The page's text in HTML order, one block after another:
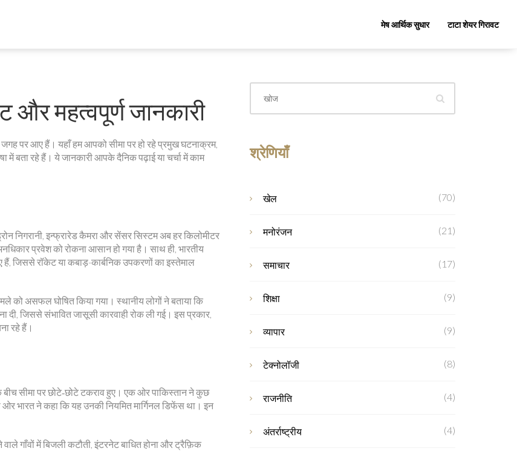
मेष आर्थिक सुधार टाटा शेयर गिरावट
और महत्वपूर्ण जानकारी
जगह पर आए हैं। यहाँ हम आपको सीमा पर हो रहे प्रमुख घटनाक्रम,
बता रहे हैं। ये जानकारी आपके दैनिक पढ़ाई या चर्चा में काम
निगरानी, इन्फ्रारेड कैमरा और सेंसर सिस्टम अब हर किलोमीटर
प्रवेश को रोकना आसान हो गया है। साथ ही, भारतीय
हैं, जिससे रॉकेट या कबाड़-कार्बनिक उपकरणों का इस्तेमाल
को असफल घोषित किया गया। स्थानीय लोगों ने बताया कि
जिससे संभावित जासूसी कारवाही रोक ली गई। इस प्रकार,
रहे हैं।
बीच सीमा पर छोटे‑छोटे टकराव हुए। एक ओर पाकिस्तान ने कुछ
ओर भारत ने कहा कि यह उनकी नियमित मार्गिनल डिफेंस था। इन
गाँवों में बिजली कटौती, इंटरनेट बाधित होना और ट्रैफ़िक
श्रेणियाँ
खेल (70)
मनोरंजन (21)
समाचार (17)
शिक्षा (9)
व्यापार (9)
टेक्नोलॉजी (8)
राजनीति (4)
अंतर्राष्ट्रीय (4)